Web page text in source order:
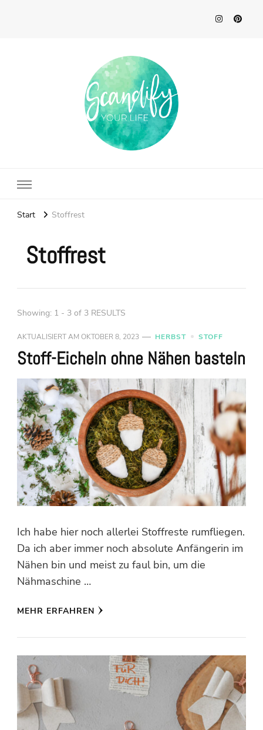
Start Stoffrest
Stoffrest
Showing: 1 - 3 of 3 RESULTS
AKTUALISIERT AM OKTOBER 8, 2023 HERBST STOFF
Stoff-Eicheln ohne Nähen basteln
Ich habe hier noch allerlei Stoffreste rumfliegen.
Da ich aber immer noch absolute Anfängerin im
Nähen bin und meist zu faul bin, um die
Nähmaschine …
MEHR ERFAHREN